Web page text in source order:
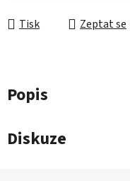
Tisk Zeptat se
Popis
Diskuze